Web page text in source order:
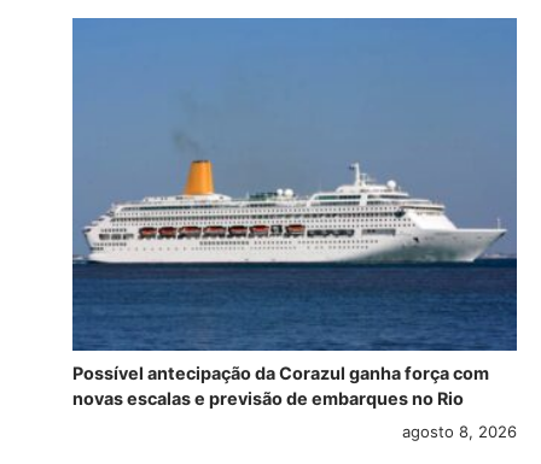
Possível antecipação da Corazul ganha força com
novas escalas e previsão de embarques no Rio
agosto 8, 2026